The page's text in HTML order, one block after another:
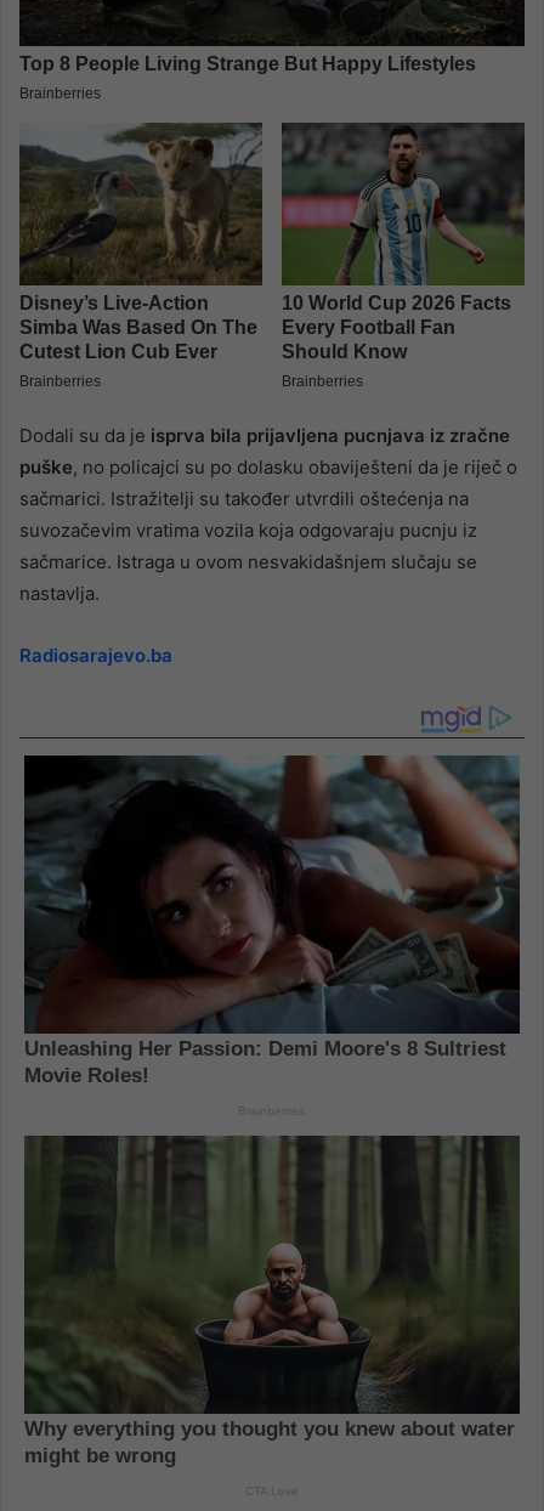
Dodali su da je isprva bila prijavljena pucnjava iz zračne
puške, no policajci su po dolasku obaviješteni da je riječ o
sačmarici. Istražitelji su također utvrdili oštećenja na
suvozačevim vratima vozila koja odgovaraju pucnju iz
sačmarice. Istraga u ovom nesvakidašnjem slučaju se
nastavlja.
Radiosarajevo.ba